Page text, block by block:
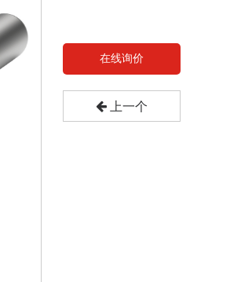
在线询价
上一个